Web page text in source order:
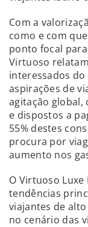
Com a
como e com
ponto focal
Virtuoso
interessados
aspirações de
agitação global,
e dispostos a
55% destes
procura por
aumento nos
O Virtuoso
tendências
viajantes de
no cenário das